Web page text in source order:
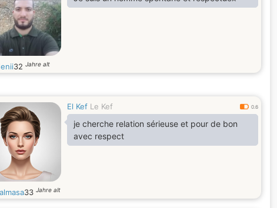
32 Jahre alt
El Kef Le Kef 0.6
je cherche relation sérieuse et pour de bon
avec respect
33 Jahre alt